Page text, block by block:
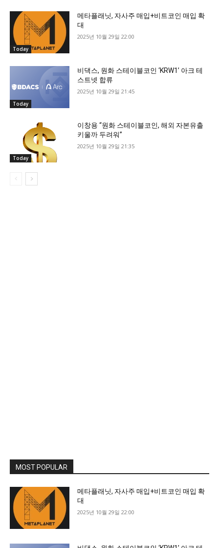
Today
메타플래닛, 자사주 매입+비트코인 매입 확
대
2025년 10월 29일 22:00
Today
비댁스, 원화 스테이블코인 ‘KRW1’ 아크 테
스트넷 합류
2025년 10월 29일 21:45
Today
이창용 “원화 스테이블코인, 해외 자본유출
키울까 두려워”
2025년 10월 29일 21:35
MOST POPULAR
메타플래닛, 자사주 매입+비트코인 매입 확
대
2025년 10월 29일 22:00